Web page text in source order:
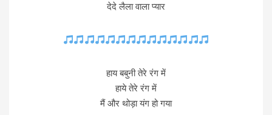
देदे लैला वाला प्यार
हाय बबुनी तेरे रंग में
हाये तेरे रंग में
मैं और थोड़ा यंग हो गया